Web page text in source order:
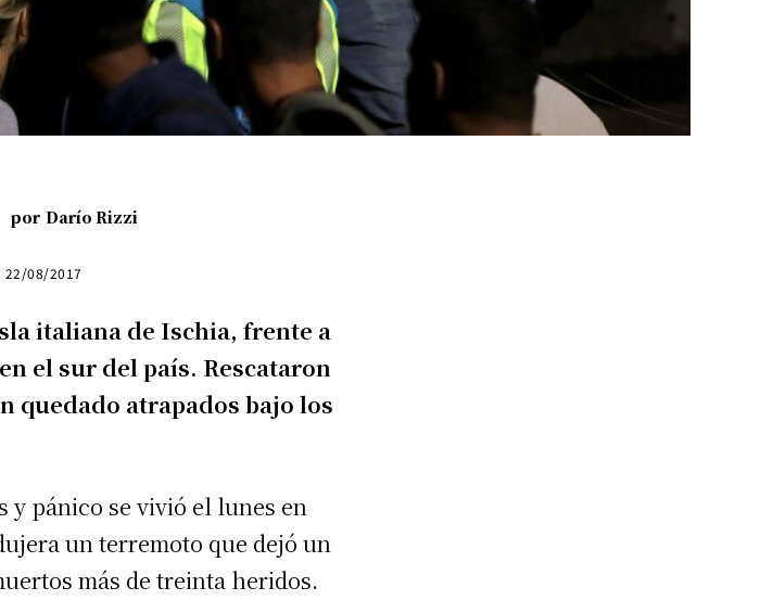
por Darío Rizzi
22/08/2017
italiana de Ischia, frente a
el sur del país. Rescataron
quedado atrapados bajo los
y pánico se vivió el lunes en
un terremoto que dejó un
más de treinta heridos.